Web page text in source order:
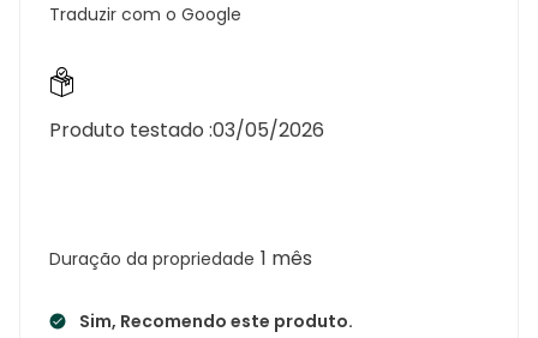
Traduzir com o Google
Duração da propriedade 1 mês
Sim, Recomendo este produto.
Produto testado :03/05/2026